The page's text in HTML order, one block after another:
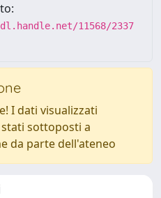
11568/2337
I dati visualizzati
sottoposti a
da parte dell'ateneo